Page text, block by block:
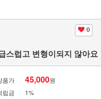
0
스럽고 변형이되지 않아요
품가 45,000원
립금
1%